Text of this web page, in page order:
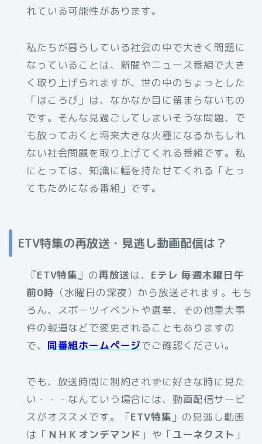
れている可能性があります。
私たちが暮らしている社会の中で大きく問題に
なっていることは、新聞やニュース番組で大き
く取り上げられますが、世の中のちょっとした
「ほころび」は、なかなか目に留まらないもの
です。そんな見過ごしてしまいそうな問題、で
も放っておくと将来大きな火種になるかもしれ
ない社会問題を取り上げてくれる番組です。私
にとっては、知識に幅を持たせてくれる「とっ
てもためになる番組」です。
ETV特集の再放送・見逃し動画配信は？
『ETV特集』の再放送は、 Eテレ 毎週木曜日午
前0時 （水曜日の深夜）から放送されます。もち
ろん、スポーツイベントや選挙、その他重大事
件の報道などで変更されることもありますの
で、 同番組ホームページでご確認ください。
でも、放送時間に制約されずに好きな時に見た
い・・・なんていう場合には、動画配信サービ
スがオススメです。
「ETV特集 」の見逃し動画
は「 ＮＨＫオンデマンド 」や「ユーネクスト 」